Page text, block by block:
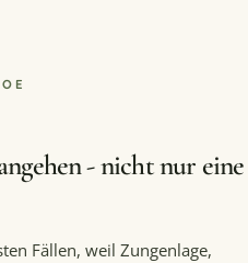
- nicht nur eine
Fällen, weil Zungenlage,